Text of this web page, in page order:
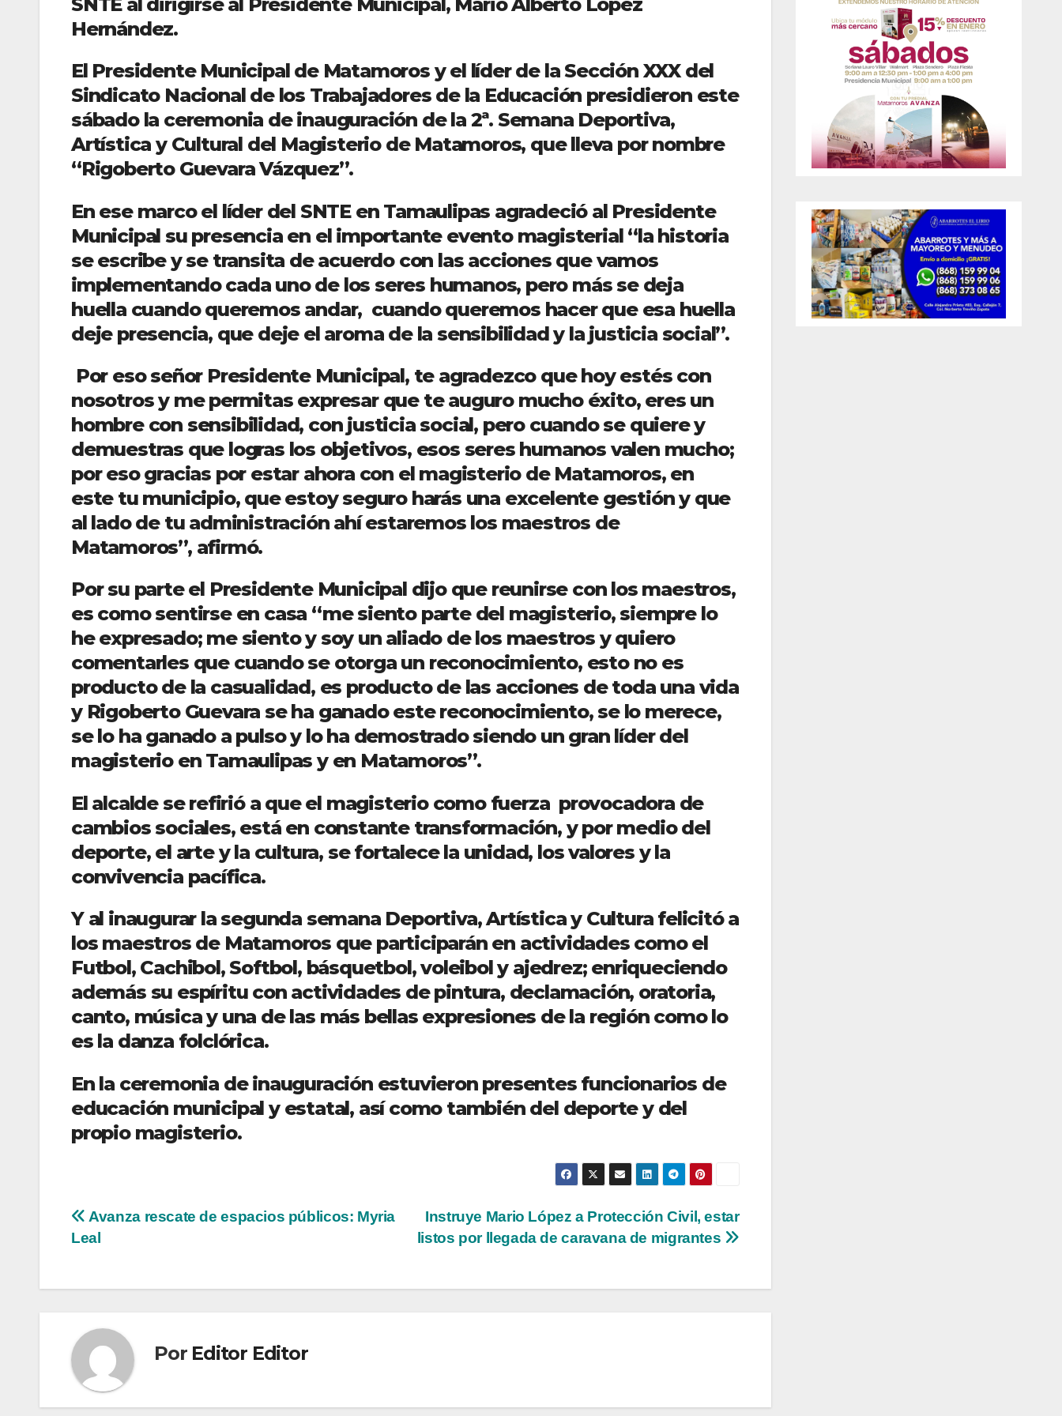
Hernández.
El Presidente Municipal de Matamoros y el líder de la Sección XXX del
Sindicato Nacional de los Trabajadores de la Educación presidieron este
sábado la ceremonia de inauguración de la 2ª. Semana Deportiva,
Artística y Cultural del Magisterio de Matamoros, que lleva por nombre
“Rigoberto Guevara Vázquez”.
En ese marco el líder del SNTE en Tamaulipas agradeció al Presidente
Municipal su presencia en el importante evento magisterial “la historia
se escribe y se transita de acuerdo con las acciones que vamos
implementando cada uno de los seres humanos, pero más se deja
huella cuando queremos andar, cuando queremos hacer que esa huella
deje presencia, que deje el aroma de la sensibilidad y la justicia social”.
Por eso señor Presidente Municipal, te agradezco que hoy estés con
nosotros y me permitas expresar que te auguro mucho éxito, eres un
hombre con sensibilidad, con justicia social, pero cuando se quiere y
demuestras que logras los objetivos, esos seres humanos valen mucho;
por eso gracias por estar ahora con el magisterio de Matamoros, en
este tu municipio, que estoy seguro harás una excelente gestión y que
al lado de tu administración ahí estaremos los maestros de
Matamoros”, afirmó.
Por su parte el Presidente Municipal dijo que reunirse con los maestros,
es como sentirse en casa “me siento parte del magisterio, siempre lo
he expresado; me siento y soy un aliado de los maestros y quiero
comentarles que cuando se otorga un reconocimiento, esto no es
producto de la casualidad, es producto de las acciones de toda una vida
y Rigoberto Guevara se ha ganado este reconocimiento, se lo merece,
se lo ha ganado a pulso y lo ha demostrado siendo un gran líder del
magisterio en Tamaulipas y en Matamoros”.
El alcalde se refirió a que el magisterio como fuerza provocadora de
cambios sociales, está en constante transformación, y por medio del
deporte, el arte y la cultura, se fortalece la unidad, los valores y la
convivencia pacífica.
Y al inaugurar la segunda semana Deportiva, Artística y Cultura felicitó a
los maestros de Matamoros que participarán en actividades como el
Futbol, Cachibol, Softbol, básquetbol, voleibol y ajedrez; enriqueciendo
además su espíritu con actividades de pintura, declamación, oratoria,
canto, música y una de las más bellas expresiones de la región como lo
es la danza folclórica.
En la ceremonia de inauguración estuvieron presentes funcionarios de
educación municipal y estatal, así como también del deporte y del
propio magisterio.
Navegación
entradas
Instruye Mario López a Protección Civil, estar
listos por llegada de caravana de migrantes
Avanza rescate de espacios públicos: Myria
Leal
Por Editor Editor